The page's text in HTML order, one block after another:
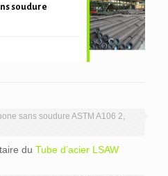
soudure
sans soudure ASTM A106 2,
du Tube d’acier LSAW